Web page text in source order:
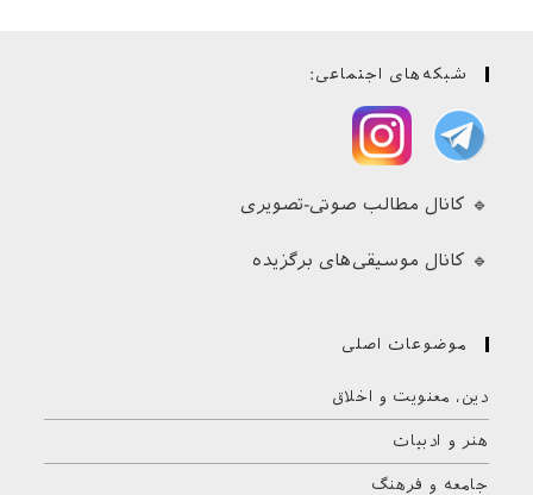
شبکه‌های اجتماعی:
🔹 کانال مطالب صوتی-تصویری
🔹 کانال موسیقی‌های برگزیده
موضوعات اصلی
دین، معنویت و اخلاق
هنر و ادبیات
جامعه و فرهنگ